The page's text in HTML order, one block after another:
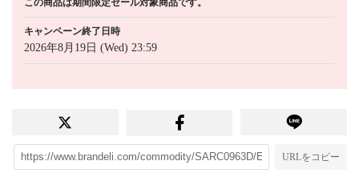
キャンペーン終了日時
2026年8月19日 (Wed) 23:59
URLをコピー